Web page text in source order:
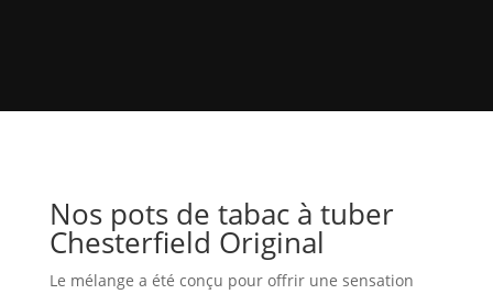
Nos pots de tabac à tuber
Chesterfield Original
Le mélange a été conçu pour offrir une sensation